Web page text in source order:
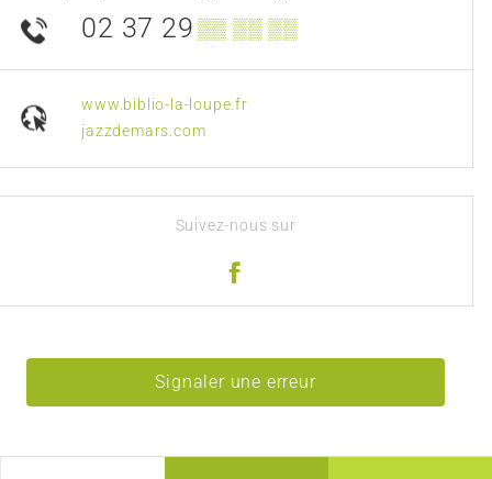
02 37 29 ▒▒ ▒▒ ▒▒
www.biblio-la-loupe.fr
jazzdemars.com
Suivez-nous sur
Signaler une erreur